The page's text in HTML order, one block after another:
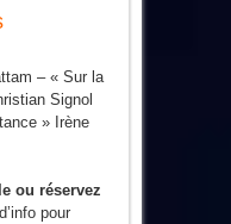
– « Sur la
Signol
» Irène
ou réservez
pour